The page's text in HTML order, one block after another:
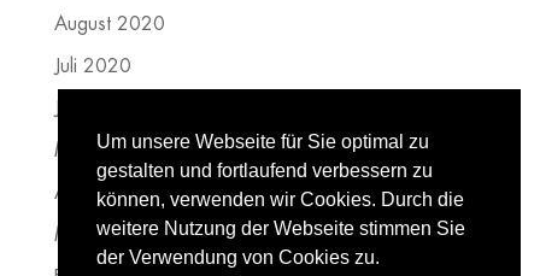
August 2020
Juli 2020
Mai 2020
April 2020
März 2020
Um unsere Webseite für Sie optimal zu
gestalten und fortlaufend verbessern zu
können, verwenden wir Cookies. Durch die
weitere Nutzung der Webseite stimmen Sie
der Verwendung von Cookies zu.